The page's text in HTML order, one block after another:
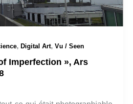
, Digital Art, Vu / Seen
Imperfection », Ars